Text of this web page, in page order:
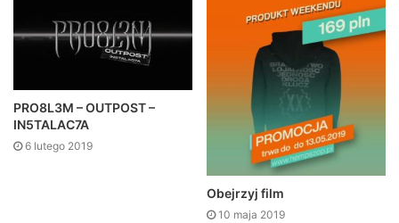
PRO8L3M – OUTPOST –
IN5TALAC7A
6 lutego 2019
Obejrzyj film
10 maja 2019